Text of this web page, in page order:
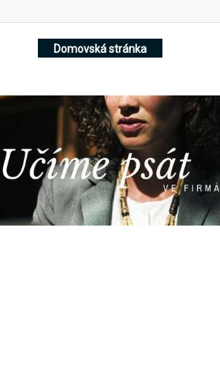
Domovská stránka